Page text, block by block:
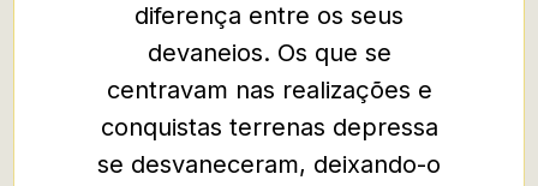
diferença entre os seus
devaneios. Os que se
centravam nas realizações e
conquistas terrenas depressa
se desvaneceram, deixando-o